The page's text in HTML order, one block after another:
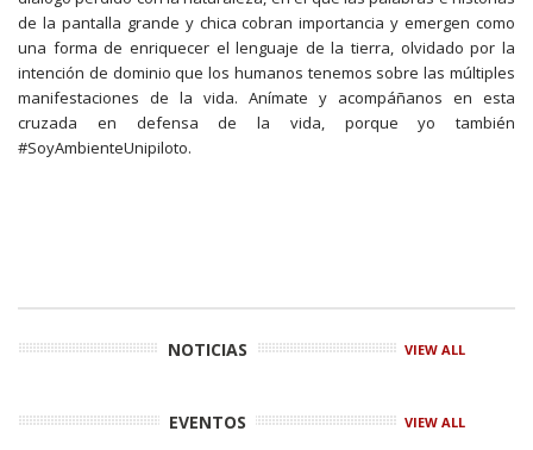
de la pantalla grande y chica cobran importancia y emergen como
una forma de enriquecer el lenguaje de la tierra, olvidado por la
intención de dominio que los humanos tenemos sobre las múltiples
manifestaciones de la vida. Anímate y acompáñanos en esta
cruzada en defensa de la vida, porque yo también
#SoyAmbienteUnipiloto.
NOTICIAS VIEW ALL
EVENTOS VIEW ALL